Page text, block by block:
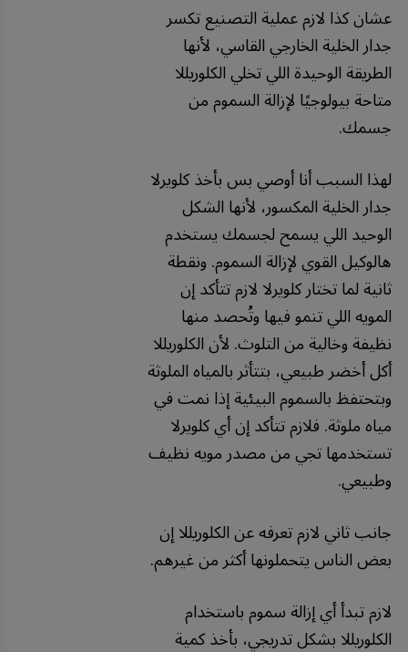
عشان كذا لازم عملية التصنيع تكسر
جدار الخلية الخارجي القاسي، لأنها
الطريقة الوحيدة اللي تخلي الكلوريللا
متاحة بيولوجيًا لإزالة السموم من
جسمك.
لهذا السبب أنا أوصي بس بأخذ كلويرلا
جدار الخلية المكسور، لأنها الشكل
الوحيد اللي يسمح لجسمك يستخدم
هالوكيل القوي لإزالة السموم. ونقطة
ثانية لما تختار كلويرلا لازم تتأكد إن
المويه اللي تنمو فيها وتُحصد منها
نظيفة وخالية من التلوث. لأن الكلوريللا
أكل أخضر طبيعي، بتتأثر بالمياه الملوثة
وبتحتفظ بالسموم البيئية إذا نمت في
مياه ملوثة. فلازم تتأكد إن أي كلويرلا
تستخدمها تجي من مصدر مويه نظيف
وطبيعي.
جانب ثاني لازم تعرفه عن الكلوريللا إن
بعض الناس يتحملونها أكثر من غيرهم.
لازم تبدأ أي إزالة سموم باستخدام
الكلوريللا بشكل تدريجي، بأخذ كمية